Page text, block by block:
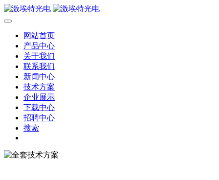
网站首页
产品中心
关于我们
联系我们
新闻中心
技术方案
企业展示
下载中心
招聘中心
搜索